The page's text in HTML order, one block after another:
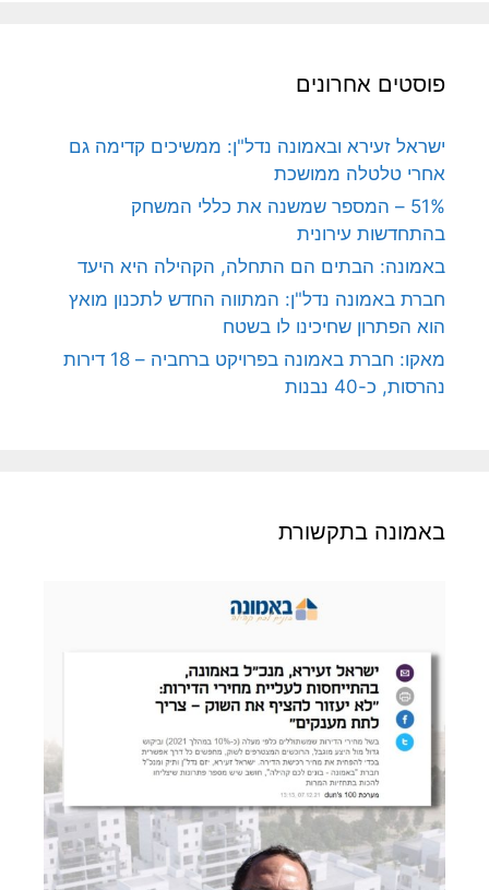
פוסטים אחרונים
ישראל זעירא ובאמונה נדל"ן: ממשיכים קדימה גם
אחרי טלטלה ממושכת
51% – המספר שמשנה את כללי המשחק
בהתחדשות עירונית
באמונה: הבתים הם התחלה, הקהילה היא היעד
חברת באמונה נדל"ן: המתווה החדש לתכנון מואץ
הוא הפתרון שחיכינו לו בשטח
מאקו: חברת באמונה בפרויקט ברחביה – 18 דירות
נהרסות, כ-40 נבנות
באמונה בתקשורת